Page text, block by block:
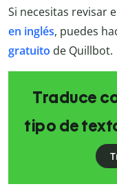
Si necesitas revisar
en inglés, puedes
gratuito de Quillbot.
Traduce
tipo de